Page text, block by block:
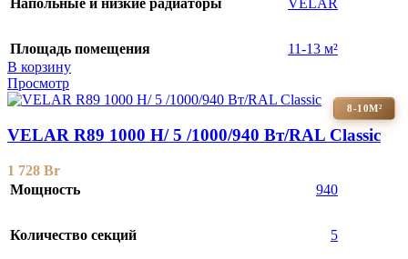
Напольные и низкие радиаторы VELAR
Площадь помещения
11-13 м²
В корзину
Просмотр
8-10М²
VELAR R89 1000 H/ 5 /1000/940 Вт/RAL Classic
1 728 Br
Мощность
940
Количество секций 5